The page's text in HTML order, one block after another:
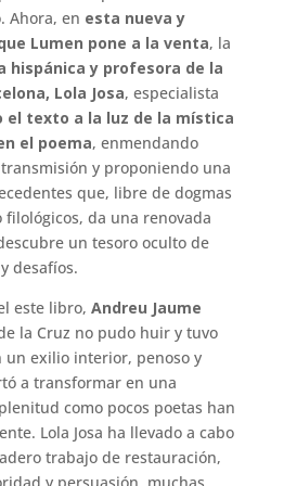
Ahora, en esta nueva y
Lumen pone a la venta, la
hispánica y profesora de la
Lola Josa, especialista
el texto a la luz de la mística
el poema, enmendando
y proponiendo una
que, libre de dogmas
da una renovada
un tesoro oculto de
desafíos.
este libro, Andreu Jaume
la Cruz no pudo huir y tuvo
un exilio interior, penoso y
a transformar en una
como pocos poetas han
Lola Josa ha llevado a cabo
trabajo de restauración,